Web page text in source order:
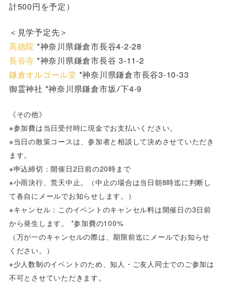
計500円を予定）
＜見学予定先＞
高徳院 *神奈川県鎌倉市長谷4-2-28
長谷寺 *神奈川県鎌倉市長谷 3-11-2
鎌倉オルゴール堂 *神奈川県鎌倉市長谷3-10-33
御霊神社 *神奈川県鎌倉市坂ﾉ下4-9
《その他》
※参加費は当日受付時に現金でお支払いください。
※当日の散策コースは、参加者と相談して決めさせていただき
ます。
※申込締切：開催日2日前の20時まで
※小雨決行、荒天中止。（中止の場合は当日朝8時迄に判断し
て各自にメールでお知らせします。）
※キャンセル：このイベントのキャンセル料は開催日の3日前
から発生します。 *参加費の100%
（万が一のキャンセルの際は、期限前迄にメールでお知らせ
ください。）
※少人数制のイベントのため、知人・ご友人同士でのご参加は
不可とさせていただきます。